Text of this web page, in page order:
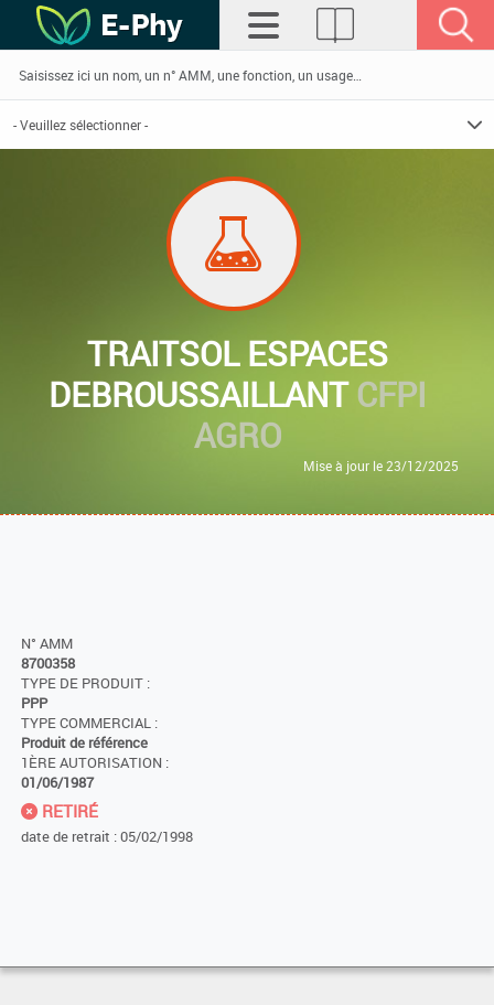
TRAITSOL ESPACES
DEBROUSSAILLANTCFPI
AGRO
Mise à jour le 23/12/2025
N° AMM
8700358
TYPE DE PRODUIT :
PPP
TYPE COMMERCIAL :
Produit de référence
1ÈRE AUTORISATION :
01/06/1987
RETIRÉ
date de retrait : 05/02/1998